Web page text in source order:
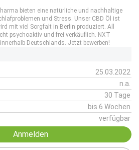
bieten eine natürliche und nachhaltige
und Stress. Unser CBD Öl ist
mit viel Sorgfalt in Berlin produziert. All
psychoaktiv und frei verkäuflich. NXT
Deutschlands. Jetzt bewerben!
25.03.2022
n.a.
30 Tage
bis 6 Wochen
verfügbar
Anmelden